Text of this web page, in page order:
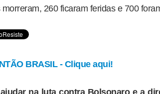
260 ficaram feridas e 700
BRASIL - Clique aqui!
na luta contra Bolsonaro e a